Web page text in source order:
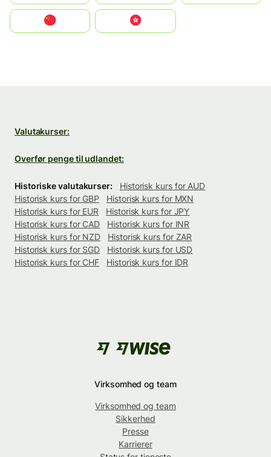
中國香港特別行政區
Valutakurser:
Overfør penge til udlandet:
Historiske valutakurser:
Historisk kurs for AUD
Historisk kurs for GBP
Historisk kurs for MXN
Historisk kurs for EUR
Historisk kurs for JPY
Historisk kurs for CAD
Historisk kurs for INR
Historisk kurs for NZD
Historisk kurs for ZAR
Historisk kurs for SGD
Historisk kurs for USD
Historisk kurs for CHF
Historisk kurs for IDR
Virksomhed og team
Virksomhed og team
Sikkerhed
Presse
Karrierer